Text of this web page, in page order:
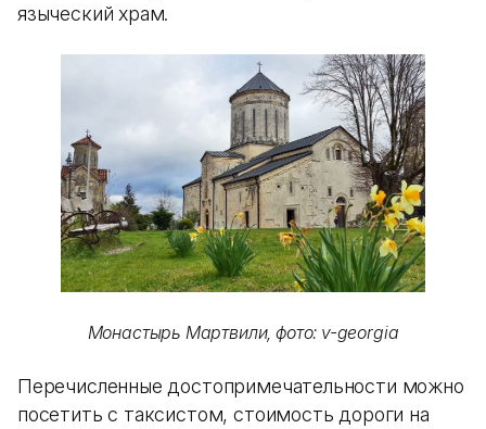
языческий храм.
Монастырь Мартвили, фото: v-georgia
Перечисленные достопримечательности можно
посетить с таксистом, стоимость дороги на